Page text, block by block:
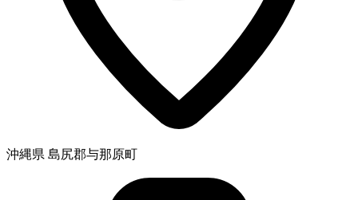
沖縄県 島尻郡与那原町